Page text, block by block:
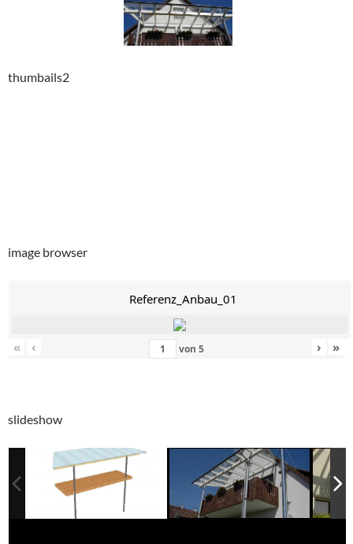
thumbails2
image browser
Referenz_Anbau_01
« ‹ von 5 › »
slideshow